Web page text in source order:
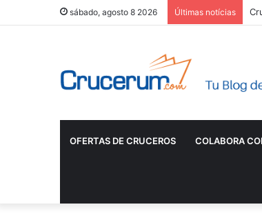
sábado, agosto 8 2026 Últimas notícias
OFERTAS DE CRUCEROS COLABORA